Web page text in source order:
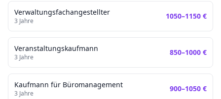
Verwaltungsfachangestellter
3 Jahre
1050–1150 €
Veranstaltungskaufmann
3 Jahre
850–1000 €
Kaufmann für Büromanagement
3 Jahre
900–1050 €